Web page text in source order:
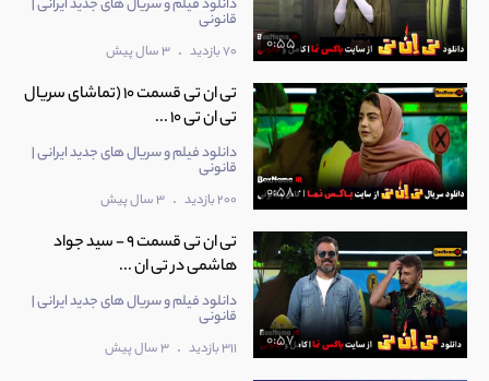
0:55
دانلود فیلم و سریال های جدید ایرانی |
قانونی
70 بازدید . 3 سال پیش
0:58
تی ان تی قسمت 10 (تماشای سریال
تی ان تی 10 ...
دانلود فیلم و سریال های جدید ایرانی |
قانونی
200 بازدید . 3 سال پیش
0:57
تی ان تی قسمت 9 - سید جواد
هاشمی در تی ان ...
دانلود فیلم و سریال های جدید ایرانی |
قانونی
311 بازدید . 3 سال پیش